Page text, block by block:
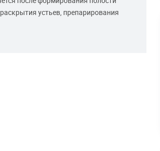
устьев, препарирования